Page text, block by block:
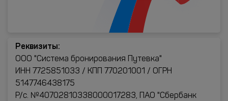
Реквизиты:
ООО "Система бронирования Путевка"
ИНН 7725851033 / КПП 770201001 / ОГРН
5147746438175
Р/с. №40702810338000017283, ПАО "Сбербанк